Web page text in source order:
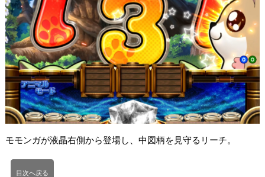
モモンガが液晶右側から登場し、中図柄を見守るリーチ。
目次へ戻る